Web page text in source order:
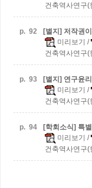
건축역사연구
p. 92
[별지] 저작권
미리보기 /
건축역사연구
p. 93
[별지] 연구윤
미리보기 /
건축역사연구
p. 94
[학회소식] 특
미리보기 /
건축역사연구